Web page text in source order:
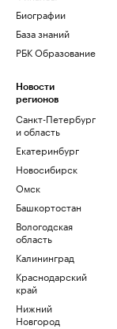
Биографии
База знаний
РБК Образование
Новости
регионов
Санкт-Петербург
и область
Екатеринбург
Новосибирск
Омск
Башкортостан
Вологодская
область
Калининград
Краснодарский
край
Нижний
Новгород